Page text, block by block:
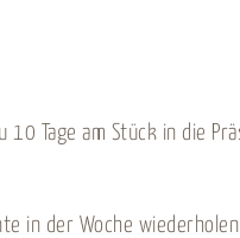
Tage am Stück in die
in der Woche